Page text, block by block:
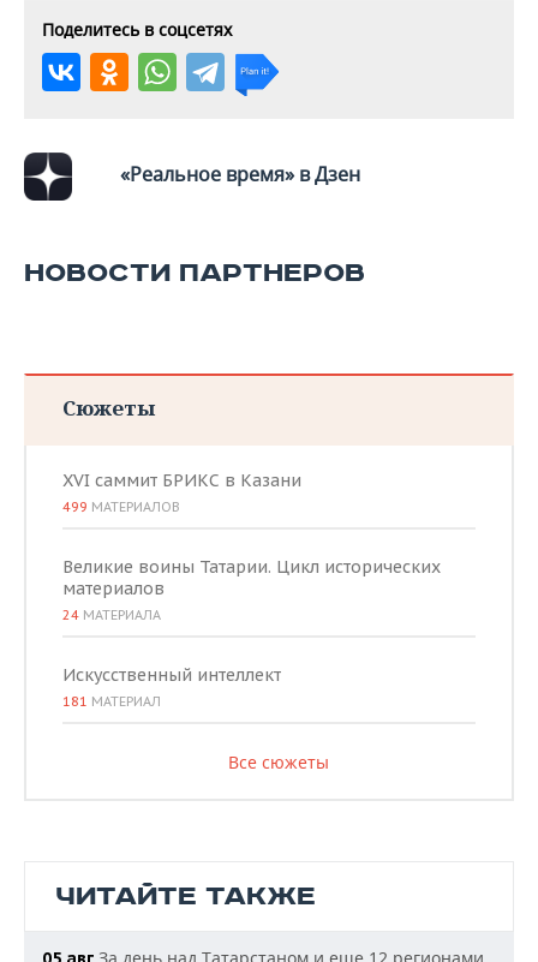
Поделитесь в соцсетях
«Реальное время» в Дзен
НОВОСТИ ПАРТНЕРОВ
Сюжеты
XVI саммит БРИКС в Казани
499 МАТЕРИАЛОВ
Великие воины Татарии. Цикл исторических
материалов
24 МАТЕРИАЛА
Искусственный интеллект
181 МАТЕРИАЛ
Все сюжеты
ЧИТАЙТЕ ТАКЖЕ